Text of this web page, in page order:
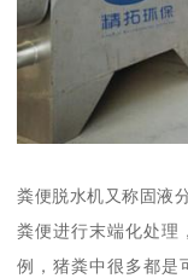
粪便脱水机又称固液
粪便进行末端化处理
例，猪粪中很多都是